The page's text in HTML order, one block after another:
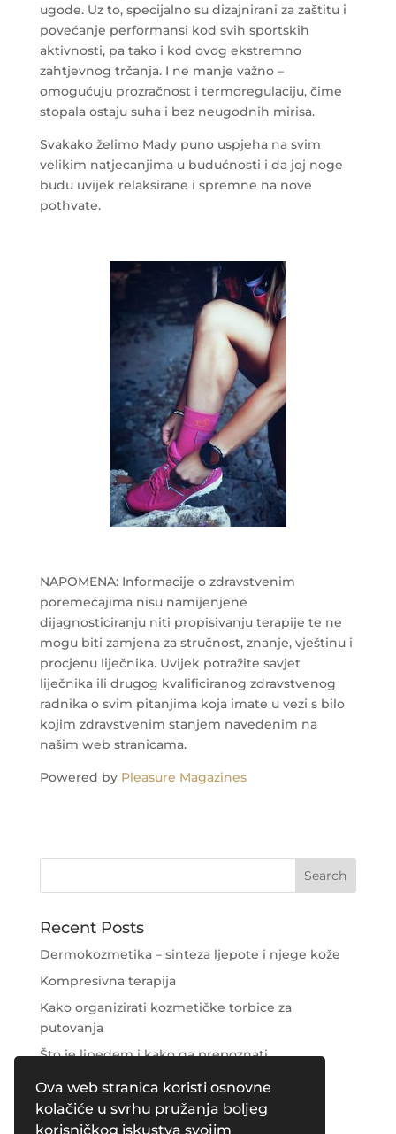
Ova web stranica koristi osnovne
kolačiće u svrhu pružanja boljeg
korisničkog iskustva svojim
ugode. Uz to, specijalno su dizajnirani za zaštitu i
povećanje performansi kod svih sportskih
aktivnosti, pa tako i kod ovog ekstremno
zahtjevnog trčanja. I ne manje važno –
omogućuju prozračnost i termoregulaciju, čime
stopala ostaju suha i bez neugodnih mirisa.
Svakako želimo Mady puno uspjeha na svim
velikim natjecanjima u budućnosti i da joj noge
budu uvijek relaksirane i spremne na nove
pothvate.
NAPOMENA: Informacije o zdravstvenim
poremećajima nisu namijenjene
dijagnosticiranju niti propisivanju terapije te ne
mogu biti zamjena za stručnost, znanje, vještinu i
procjenu liječnika. Uvijek potražite savjet
liječnika ili drugog kvalificiranog zdravstvenog
radnika o svim pitanjima koja imate u vezi s bilo
kojim zdravstvenim stanjem navedenim na
našim web stranicama.
Powered by Pleasure Magazines
Recent Posts
Dermokozmetika – sinteza ljepote i njege kože
Kompresivna terapija
Kako organizirati kozmetičke torbice za
putovanja
Što je lipedem i kako ga prepoznati
Njega područja oko očiju
Recent Comments